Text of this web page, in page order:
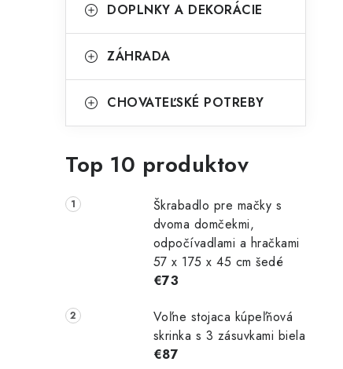
DOPLNKY A DEKORÁCIE
ZÁHRADA
CHOVATEĽSKÉ POTREBY
Top 10 produktov
Škrabadlo pre mačky s
dvoma domčekmi,
odpočívadlami a hračkami
57 x 175 x 45 cm šedé
€73
Voľne stojaca kúpeľňová
skrinka s 3 zásuvkami biela
€87